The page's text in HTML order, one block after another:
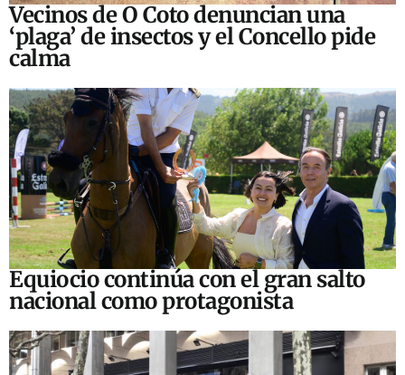
Vecinos de O Coto denuncian una
‘plaga’ de insectos y el Concello pide
calma
Equiocio continúa con el gran salto
nacional como protagonista